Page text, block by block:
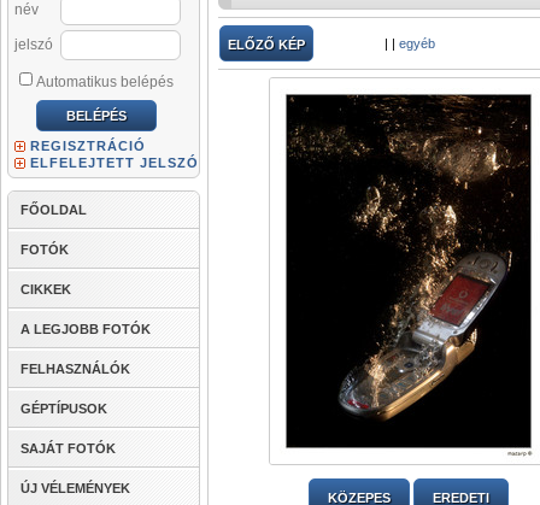
név
jelszó
Automatikus belépés
REGISZTRÁCIÓ
ELFELEJTETT JELSZÓ
FŐOLDAL
FOTÓK
CIKKEK
A LEGJOBB FOTÓK
FELHASZNÁLÓK
GÉPTÍPUSOK
SAJÁT FOTÓK
ÚJ VÉLEMÉNYEK
ELŐZŐ KÉP | | egyéb
KÖZEPES EREDETI